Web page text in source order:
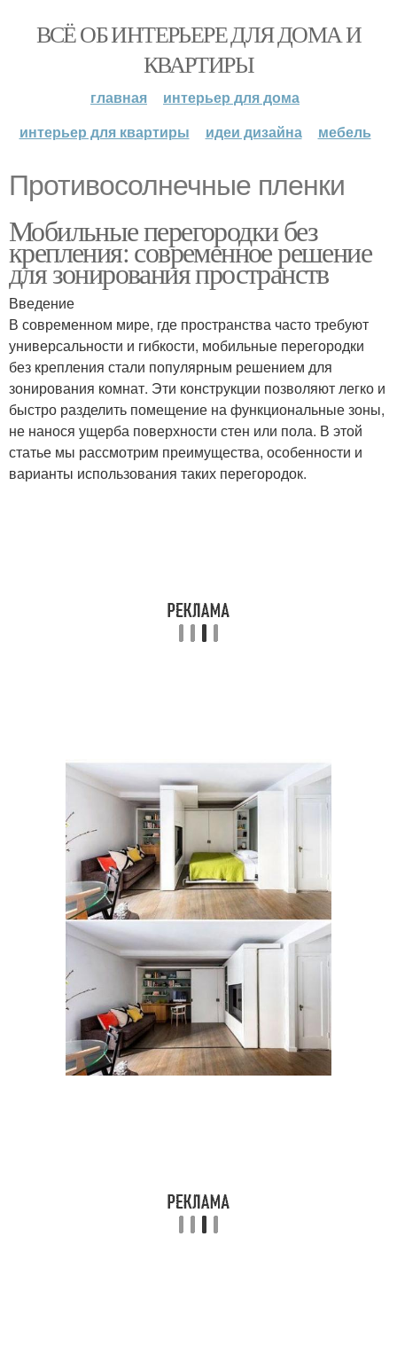
ВСЁ ОБ ИНТЕРЬЕРЕ ДЛЯ ДОМА И
КВАРТИРЫ
главная
интерьер для дома
интерьер для квартиры
идеи дизайна мебель
Противосолнечные пленки
Мобильные перегородки без
крепления: современное решение
для зонирования пространств
Введение
В современном мире, где пространства часто требуют
универсальности и гибкости, мобильные перегородки
без крепления стали популярным решением для
зонирования комнат. Эти конструкции позволяют легко и
быстро разделить помещение на функциональные зоны,
не нанося ущерба поверхности стен или пола. В этой
статье мы рассмотрим преимущества, особенности и
варианты использования таких перегородок.